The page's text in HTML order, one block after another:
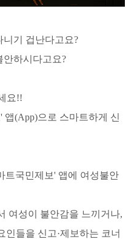
니기 겁난다고요?
안하시다고요?
요!!
(App)으로 스마트하게 신
트국민제보' 앱에 여성불안
여성이 불안감을 느끼거나,
인들을 신고·제보하는 코너